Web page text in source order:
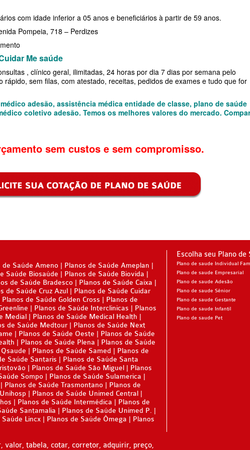
SAÚDE
EMPRESARIAL
DE SAÚDE
com idade inferior a 05 anos e beneficiários à partir de 59 anos.
Pompeia, 718 – Perdizes
Me saúde
, clínico geral, ilimitadas, 24 horas por dia 7 dias por semana pelo
rápido, sem filas, com atestado, receitas, pedidos de exames e tudo que for
adesão, assistência médica entidade de classe, plano de saúde
coletivo adesão. Temos os melhores valores do mercado.
sem custos e sem compromisso.
de Saúde Ameno
Planos de Saúde Ameplan
Saúde Biosaúde
Planos de Saúde Biovida
de Saúde Bradesco
Planos de Saúde Caixa
de Saúde Cruz Azul
Planos de Saúde Cuidar
Planos de Saúde Golden Cross
Planos de
Planos de Saúde Interclinicas
Planos
Medial
Planos de Saúde Medical Health
de Saúde Medtour
Planos de Saúde Next
Planos de Saúde Oeste
Planos de Saúde
Planos de Saúde Plena
Planos de Saúde
Planos de Saúde Samed
Planos de
Saúde Santaris
Planos de Saúde Santa
Planos de Saúde São Miguel
Planos
Sompo
Planos de Saúde Sulamerica
Planos de Saúde Trasmontano
Planos de
Planos de Saúde Unimed Central
Planos de Saúde Intermédica
Planos de
Santamalia
Planos de Saúde Unimed P.
Saúde Lincx Planos de Saúde Ômega
Planos
Escolha seu Plano de
Plano de saude Individual
Plano de saude Empresarial
Plano de saude Adesão
Plano de saude Sênior
Plano de saude Gestante
Plano de saude Infantil
Plano de saude Pet
valor, tabela, cotar, corretor, adquirir, preço,